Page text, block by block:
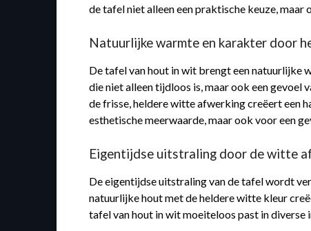
de tafel niet alleen een praktische keuze,
Natuurlijke warmte en karakter door
De tafel van hout in wit brengt een natuurlijke
die niet alleen tijdloos is, maar ook een
de frisse, heldere witte afwerking creëert een
esthetische meerwaarde, maar ook voor een
Eigentijdse uitstraling door de witte
De eigentijdse uitstraling van de tafel wordt
natuurlijke hout met de heldere witte kleur
tafel van hout in wit moeiteloos past in